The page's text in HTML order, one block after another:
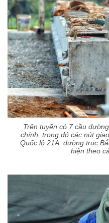
Trên tuyến có 7 cầu
chính, trong đó các nút
Quốc lộ 21A, đường trục
hiện theo